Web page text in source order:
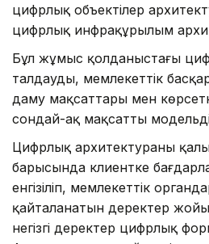
цифрлық объектілер
цифрлық инфрақұрылым
Бұл жұмыс қолданыстағы
талдауды, мемлекеттік
даму мақсаттары мен
сондай-ақ мақсатты
Цифрлық архитектураны
барысында клиентке
енгізіліп, мемлекеттік
қайталанатын деректер
негізгі деректер цифрлық